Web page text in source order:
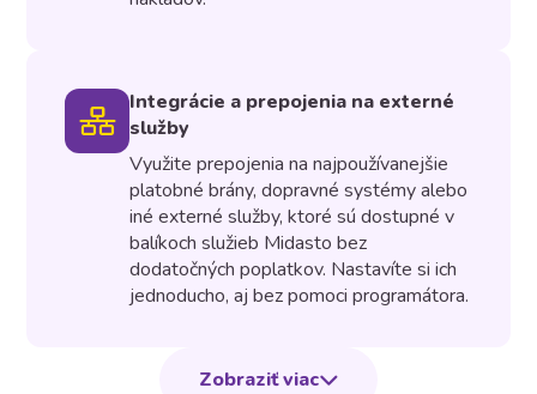
Integrácie a prepojenia na externé
služby
Využite prepojenia na najpoužívanejšie
platobné brány, dopravné systémy alebo
iné externé služby, ktoré sú dostupné v
balíkoch služieb Midasto bez
dodatočných poplatkov. Nastavíte si ich
jednoducho, aj bez pomoci programátora.
Zobraziť viac